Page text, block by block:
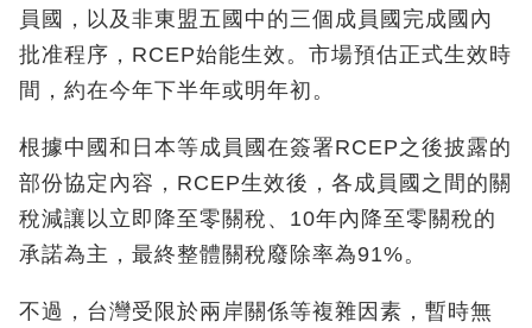
員國，以及非東盟五國中的三個成員國完成國內
批准程序，RCEP始能生效。市場預估正式生效時
間，約在今年下半年或明年初。
根據中國和日本等成員國在簽署RCEP之後披露的
部份協定內容，RCEP生效後，各成員國之間的關
稅減讓以立即降至零關稅、10年內降至零關稅的
承諾為主，最終整體關稅廢除率為91%。
不過，台灣受限於兩岸關係等複雜因素，暫時無